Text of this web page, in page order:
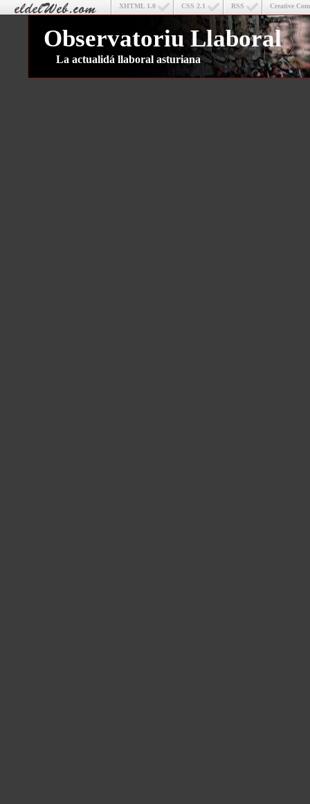
Creative
RSS
CSS 2.1
XHTML 1.0
Observatoriu Llaboral
La actualidá llaboral asturiana